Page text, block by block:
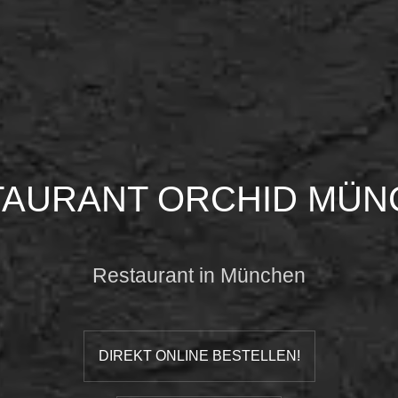
ORCHID
Restaurant in München
DIREKT ONLINE BESTELLEN!